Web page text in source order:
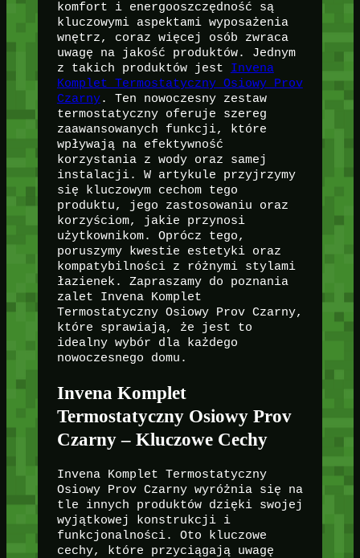
komfort i energooszczędność są
kluczowymi aspektami wyposażenia
wnętrz, coraz więcej osób zwraca
uwagę na jakość produktów. Jednym
z takich produktów jest Invena
Komplet Termostatyczny Osiowy Prov
Czarny. Ten nowoczesny zestaw
termostatyczny oferuje szereg
zaawansowanych funkcji, które
wpływają na efektywność
korzystania z wody oraz samej
instalacji. W artykule przyjrzymy
się kluczowym cechom tego
produktu, jego zastosowaniu oraz
korzyściom, jakie przynosi
użytkownikom. Oprócz tego,
poruszymy kwestie estetyki oraz
kompatybilności z różnymi stylami
łazienek. Zapraszamy do poznania
zalet Invena Komplet
Termostatyczny Osiowy Prov Czarny,
które sprawiają, że jest to
idealny wybór dla każdego
nowoczesnego domu.
Invena Komplet
Termostatyczny Osiowy Prov
Czarny – Kluczowe Cechy
Invena Komplet Termostatyczny
Osiowy Prov Czarny wyróżnia się na
tle innych produktów dzięki swojej
wyjątkowej konstrukcji i
funkcjonalności. Oto kluczowe
cechy, które przyciągają uwagę